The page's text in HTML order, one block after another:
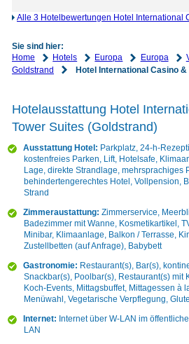
Alle 3 Hotelbewertungen Hotel International
Sie sind hier:
Home
Hotels Europa Europa
Goldstrand
Hotel International Casino &
Hotelausstattung Hotel
Tower Suites (Goldstrand)
Ausstattung Hotel: Parkplatz, 24-h-
kostenfreies Parken, Lift, Hotelsafe,
Lage, direkte Strandlage, mehrsprachiges
behindertengerechtes Hotel, Vollpension,
Strand
Zimmeraustattung: Zimmerservice,
Badezimmer mit Wanne, Kosmetikartikel,
Minibar, Klimaanlage, Balkon / Terrasse,
Zustellbetten (auf Anfrage), Babybett
Gastronomie: Restaurant(s), Bar(s),
Snackbar(s), Poolbar(s), Restaurant(s) mit
Koch-Events, Mittagsbuffet, Mittagessen à
Menüwahl, Vegetarische Verpflegung,
Internet: Internet über W-LAN im
LAN